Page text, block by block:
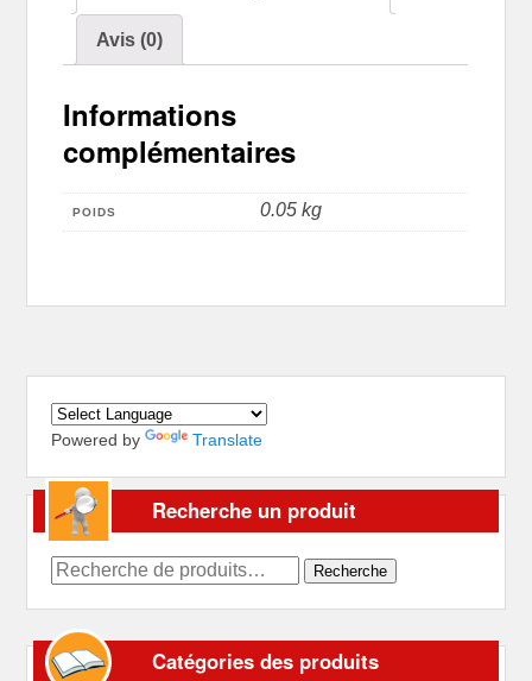
Avis (0)
Informations
complémentaires
POIDS 0.05 kg
Powered by Translate
Recherche un produit
Recherche
Recherche
Catégories des produits